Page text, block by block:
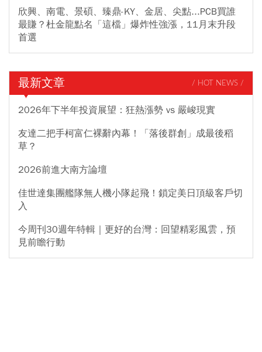
欣興、南電、景碩、臻鼎-KY、金居、尖點...PCB買誰
最賺？杜金龍點名「這檔」爆炸性強漲，11月末升段
首選
最新文章 / HOT NEWS /
2026年下半年投資展望：狂熱漲勢 vs 嚴峻現實
友達二把手柯富仁裸辭內幕！「落後群創」成最後稻
草？
2026前進大南方論壇
佳世達集團艦隊無人機小隊起飛！鎖定美日頂級客戶切
入
今周刊30週年特輯｜更好的台灣：回望精彩風雲，預
見前瞻行動